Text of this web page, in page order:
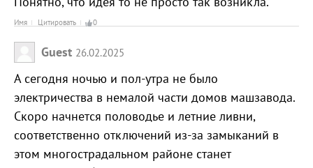
Имя Цитировать 0
Guest 26.02.2025
А сегодня ночью и пол-утра не было
электричества в немалой части домов машзавода.
Скоро начнется половодье и летние ливни,
соответственно отключений из-за замыканий в
этом многострадальном районе станет